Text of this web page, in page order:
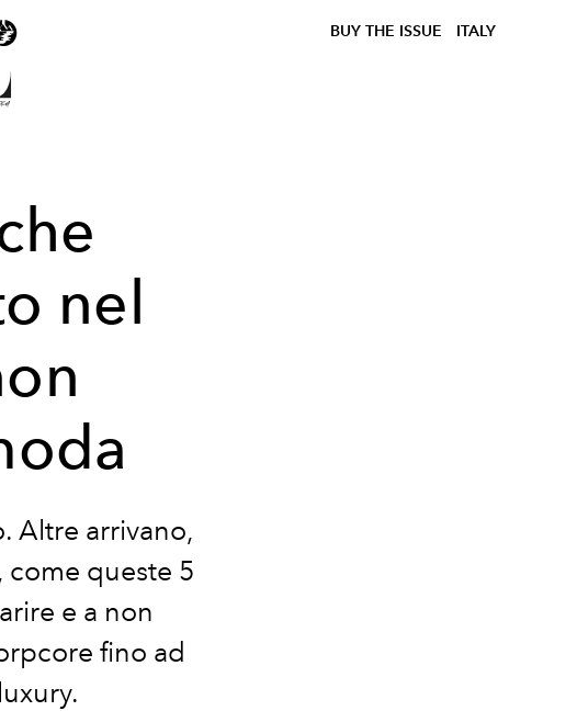
BUY THE ISSUE ITALY
nel
Altre arrivano,
come queste 5
e a non
fino ad